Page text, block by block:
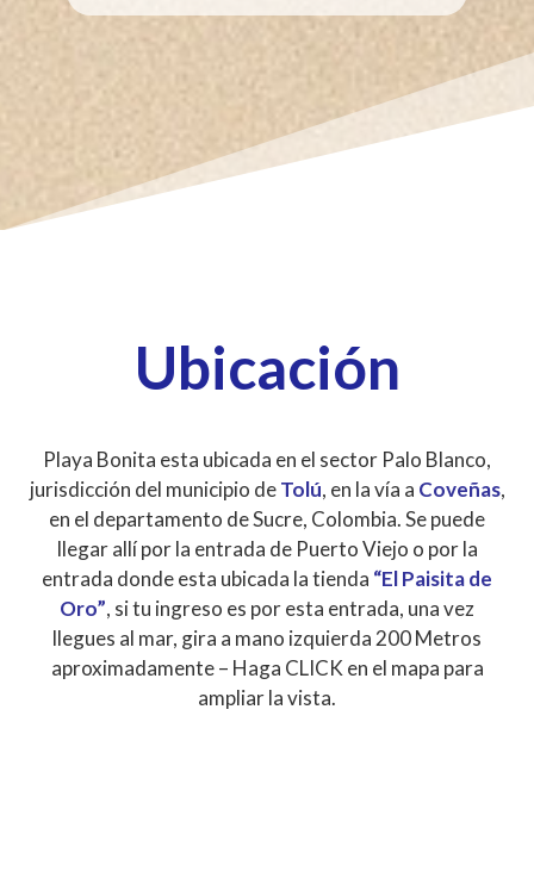
Ubicación
Playa Bonita esta ubicada en el sector Palo Blanco,
jurisdicción del municipio deTolú, en la vía a Coveñas,
en el departamento de Sucre, Colombia. Se puede
llegar allí por la entrada de Puerto Viejo o por la
entrada donde esta ubicada la tienda “El Paisita de
Oro”, si tu ingreso es por esta entrada, una vez
llegues al mar, gira a mano izquierda 200 Metros
aproximadamente – Haga CLICK en el mapa para
ampliar la vista.